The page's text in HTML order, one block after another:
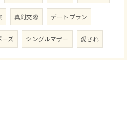
真剣交際 デートプラン
ーズ シングルマザー 愛され